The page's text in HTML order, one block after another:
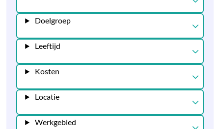
Doelgroep
Leeftijd
Kosten
Locatie
Werkgebied